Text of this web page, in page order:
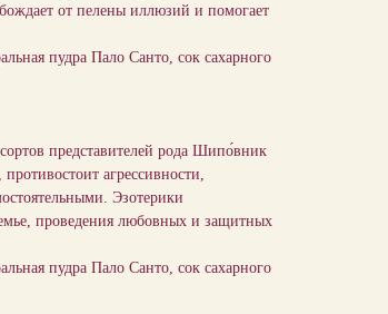
от пелены иллюзий и помогает
пудра Пало Санто, сок сахарного
представителей рода Шипо́вник
агрессивности,
Эзотерики
проведения любовных и защитных
пудра Пало Санто, сок сахарного